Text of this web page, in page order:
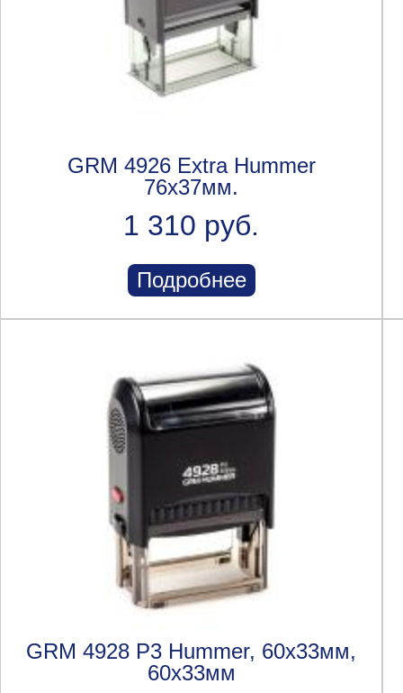
GRM 4926 Extra Hummer
76х37мм.
1 310 руб.
Подробнее
GRM 4928 P3 Hummer, 60х33мм,
60x33мм